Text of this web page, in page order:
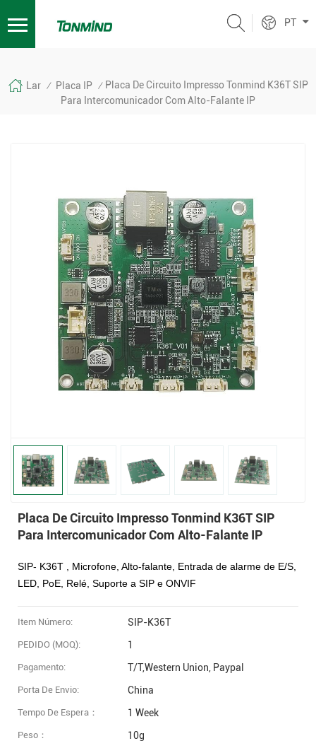
PT
Lar / Placa IP / Placa De Circuito Impresso Tonmind K36T SIP
Para Intercomunicador Com Alto-Falante IP
Placa De Circuito Impresso Tonmind K36T SIP
Para Intercomunicador Com Alto-Falante IP
SIP- K36T , Microfone, Alto-falante, Entrada de alarme de E/S,
LED, PoE, Relé, Suporte a SIP e ONVIF
Item Número: SIP-K36T
PEDIDO (MOQ): 1
Pagamento: T/T,Western Union, Paypal
Porta De Envio: China
Tempo De Espera： 1 Week
Peso： 10g